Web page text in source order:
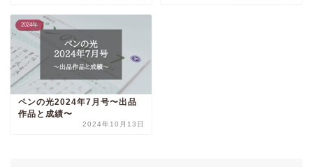
2024年
ペンの光2024年7月号〜出品
作品と成績〜
2024年10月13日